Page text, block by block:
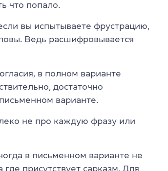
что попало.
вы испытываете фрустрацию,
Ведь расшифровывается
в полном варианте
достаточно
варианте.
не про каждую фразу или
в письменном варианте не
присутствует сарказм. Для